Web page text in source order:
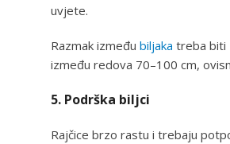
uvjete.
Razmak između biljaka treba biti
između redova 70–100 cm,
5. Podrška biljci
Rajčice brzo rastu i trebaju